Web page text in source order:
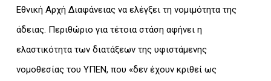
Εθνική Αρχή Διαφάνειας να ελέγξει τη νομιμότητα της
άδειας. Περιθώριο για τέτοια στάση αφήνει η
ελαστικότητα των διατάξεων της υφιστάμενης
νομοθεσίας του ΥΠΕΝ, που «δεν έχουν κριθεί ως